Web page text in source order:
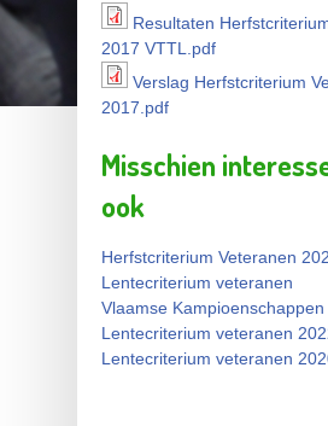
Resultaten
veteranen 2017
Resultaten
2017 VTTL.pdf
Verslag
Verslag Herfstcriterium
2017.pdf
Misschien
ook
Herfstcriterium Veteranen
Lentecriterium veteranen
Vlaamse Kampioenschappen
Lentecriterium veteranen
Lentecriterium veteranen